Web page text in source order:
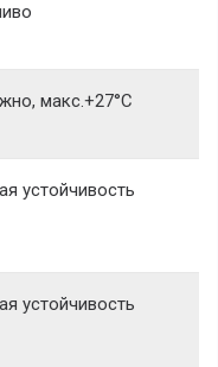
макс.+27°С
устойчивость
устойчивость